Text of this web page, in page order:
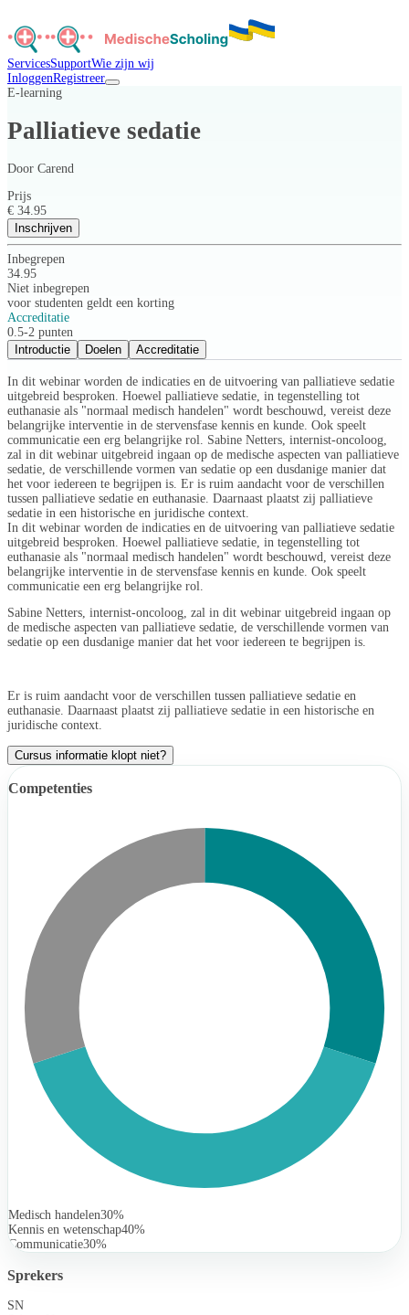
ServicesSupportWie zijn wij
InloggenRegistreer
E-learning
Palliatieve sedatie
Door Carend
Prijs
€ 34.95
Inschrijven
Inbegrepen
34.95
Niet inbegrepen
voor studenten geldt een korting
Accreditatie
0.5-2 punten
Introductie
Doelen Accreditatie
In dit webinar worden de indicaties en de uitvoering van palliatieve sedatie
uitgebreid besproken. Hoewel palliatieve sedatie, in tegenstelling tot
euthanasie als "normaal medisch handelen" wordt beschouwd, vereist deze
belangrijke interventie in de stervensfase kennis en kunde. Ook speelt
communicatie een erg belangrijke rol. Sabine Netters, internist-oncoloog,
zal in dit webinar uitgebreid ingaan op de medische aspecten van palliatieve
sedatie, de verschillende vormen van sedatie op een dusdanige manier dat
het voor iedereen te begrijpen is. Er is ruim aandacht voor de verschillen
tussen palliatieve sedatie en euthanasie. Daarnaast plaatst zij palliatieve
sedatie in een historische en juridische context.
In dit webinar worden de indicaties en de uitvoering van palliatieve sedatie
uitgebreid besproken. Hoewel palliatieve sedatie, in tegenstelling tot
euthanasie als "normaal medisch handelen" wordt beschouwd, vereist deze
belangrijke interventie in de stervensfase kennis en kunde. Ook speelt
communicatie een erg belangrijke rol.
Sabine Netters, internist-oncoloog, zal in dit webinar uitgebreid ingaan op
de medische aspecten van palliatieve sedatie, de verschillende vormen van
sedatie op een dusdanige manier dat het voor iedereen te begrijpen is.
Er is ruim aandacht voor de verschillen tussen palliatieve sedatie en
euthanasie. Daarnaast plaatst zij palliatieve sedatie in een historische en
juridische context.
Cursus informatie klopt niet?
Competenties
Medisch handelen30%
Kennis en wetenschap40%
Communicatie30%
Sprekers
SN